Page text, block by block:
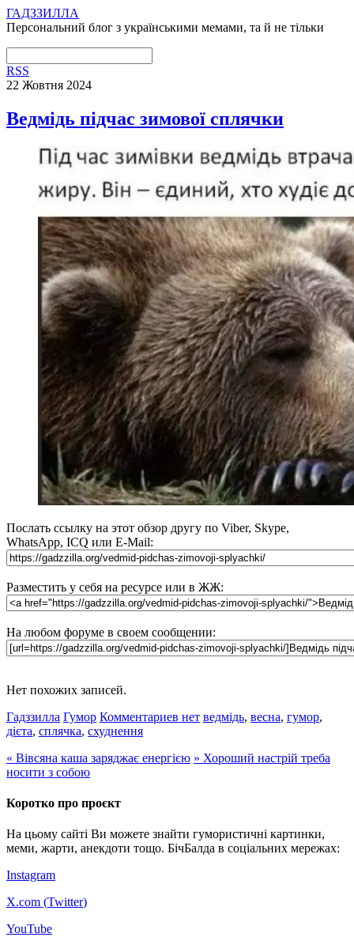
ГАДЗЗИЛЛА
Персональний блог з українськими мемами, та й не тільки
RSS
22 Жовтня 2024
Ведмідь підчас зимової сплячки
Послать ссылку на этот обзор другу по Viber, Skype,
WhatsApp, ICQ или E-Mail:
Разместить у себя на ресурсе или в ЖЖ:
На любом форуме в своем сообщении:
Нет похожих записей.
Гадззилла Гумор Комментариев нет ведмідь, весна, гумор,
дієта, сплячка, схуднення
« Вівсяна каша заряджає енергією » Хороший настрій треба
носити з собою
Коротко про проєкт
На цьому сайті Ви можете знайти гумористичні картинки,
меми, жарти, анекдоти тощо. БічБалда в соціальних мережах:
Instagram
X.com (Twitter)
YouTube